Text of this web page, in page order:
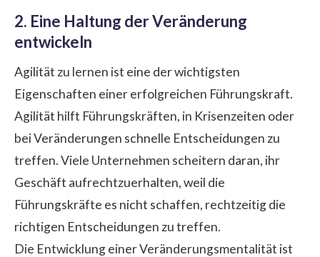
2. Eine Haltung der Veränderung
entwickeln
Agilität zu lernen ist eine der wichtigsten
Eigenschaften einer erfolgreichen Führungskraft.
Agilität hilft Führungskräften, in Krisenzeiten oder
bei Veränderungen schnelle Entscheidungen zu
treffen. Viele Unternehmen scheitern daran, ihr
Geschäft aufrechtzuerhalten, weil die
Führungskräfte es nicht schaffen, rechtzeitig die
richtigen Entscheidungen zu treffen.
Die Entwicklung einer Veränderungsmentalität ist